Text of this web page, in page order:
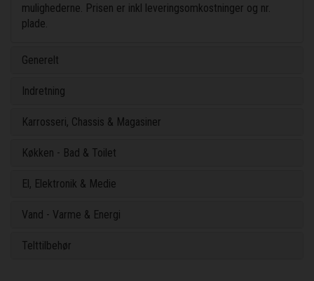
mulighederne. Prisen er inkl leveringsomkostninger og nr.
plade.
Generelt
Indretning
Karrosseri, Chassis & Magasiner
Køkken - Bad & Toilet
El, Elektronik & Medie
Vand - Varme & Energi
Telttilbehør